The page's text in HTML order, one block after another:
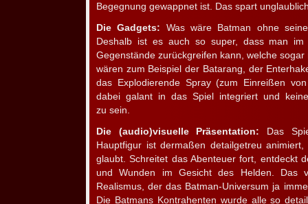
Begegnung gewappnet ist. Das spart
Die Gadgets: Was wäre Batman ohne
Deshalb ist es auch so super, dass man
Gegenstände zurückgreifen kann, welche
wären zum Beispiel der Batarang, der
das Explodierende Spray (zum Einreißen
dabei galant in das Spiel integriert und
zu sein.
Die (audio)visuelle Präsentation: Das
Hauptfigur ist dermaßen detailgetreu
glaubt. Schreitet das Abenteuer fort, entdeckt
und Wunden im Gesicht des Helden. Das
Realismus, der das Batman-Universum ja
Die Batmans Kontrahenten wurde alle so